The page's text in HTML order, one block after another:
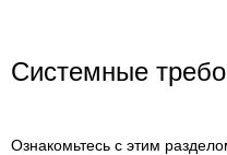
Системные
Ознакомьтесь с этим